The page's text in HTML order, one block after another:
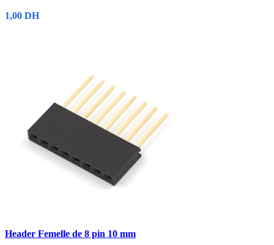
1,00 DH
Aperçu rapide
Header Femelle de 8 pin 10 mm